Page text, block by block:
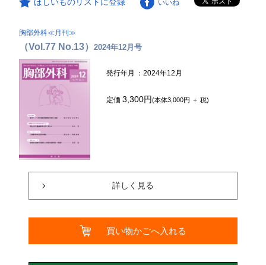
いいね
胸部外科≪月刊≫
（Vol.77 No.13）2024年12月号
発行年月 ：2024年12月
定価3,300円(本体3,000円 ＋ 税)
詳しく見る
買い物かごへ入れる